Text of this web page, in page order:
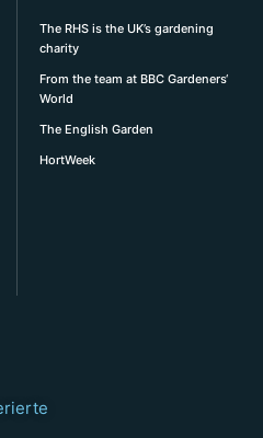
The RHS is the UK’s gardening
charity
From the team at BBC Gardeners‘
World
The English Garden
HortWeek